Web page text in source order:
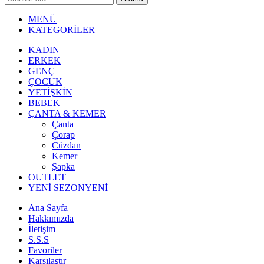
MENÜ
KATEGORİLER
KADIN
ERKEK
GENÇ
ÇOCUK
YETİŞKİN
BEBEK
ÇANTA & KEMER
Çanta
Çorap
Cüzdan
Kemer
Şapka
OUTLET
YENİ SEZONYENİ
Ana Sayfa
Hakkımızda
İletişim
S.S.S
Favoriler
Karşılaştır